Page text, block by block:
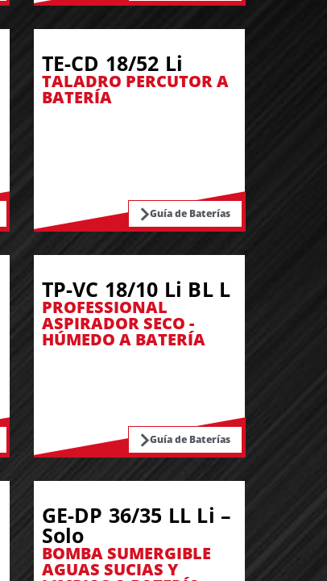
TE-CD 18/52 Li
TALADRO PERCUTOR A
BATERÍA
Guía de Baterías
TP-VC 18/10 Li BL L
PROFESSIONAL
ASPIRADOR SECO -
HÚMEDO A BATERÍA
Guía de Baterías
GE-DP 36/35 LL Li –
Solo
BOMBA SUMERGIBLE
AGUAS SUCIAS Y